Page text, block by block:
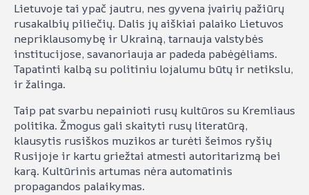
Lietuvoje tai ypač jautru, nes gyvena įvairių pažiūrų
rusakalbių piliečių. Dalis jų aiškiai palaiko Lietuvos
nepriklausomybę ir Ukrainą, tarnauja valstybės
institucijose, savanoriauja ar padeda pabėgėliams.
Tapatinti kalbą su politiniu lojalumu būtų ir netikslu,
ir žalinga.
Taip pat svarbu nepainioti rusų kultūros su Kremliaus
politika. Žmogus gali skaityti rusų literatūrą,
klausytis rusiškos muzikos ar turėti šeimos ryšių
Rusijoje ir kartu griežtai atmesti autoritarizmą bei
karą. Kultūrinis artumas nėra automatinis
propagandos palaikymas.